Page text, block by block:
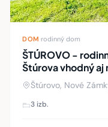
DOM rodinný dom
ŠTÚROVO -
Štúrova vhodný aj
Štúrovo, Nové
3 izb.